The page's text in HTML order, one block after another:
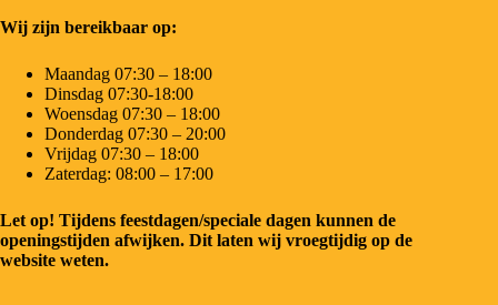
Wij zijn bereikbaar op:
Maandag 07:30 – 18:00
Dinsdag 07:30-18:00
Woensdag 07:30 – 18:00
Donderdag 07:30 – 20:00
Vrijdag 07:30 – 18:00
Zaterdag: 08:00 – 17:00
Let op! Tijdens feestdagen/speciale dagen kunnen de
openingstijden afwijken. Dit laten wij vroegtijdig op de
website weten.